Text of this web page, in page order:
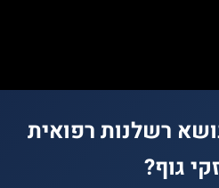
רשלנות רפואית
גוף?